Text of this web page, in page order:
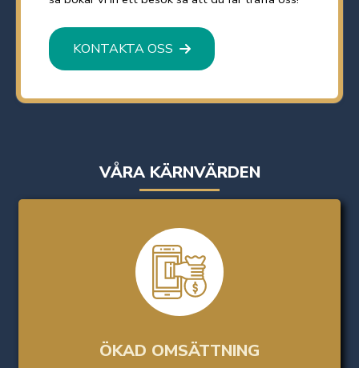
KONTAKTA OSS
VÅRA KÄRNVÄRDEN
ÖKAD OMSÄTTNING